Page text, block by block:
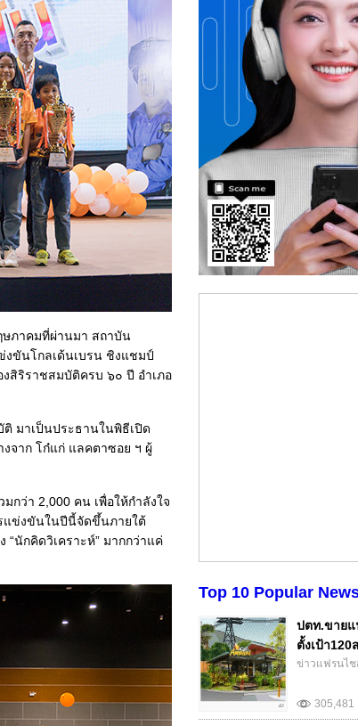
ษภาคมที่ผ่านมา สถาบัน
งขันโกลเด้นเบรน ชิงแชมป์
สิริราชสมบัติครบ ๖๐ ปี อำเภอ
มาเป็นประธานในพิธีเปิด
จาก โก๋แก่ แลคตาซอย ฯ ผู้
กว่า 2,000 คน เพื่อให้กำลังใจ
แข่งขันในปีนี้จัดขึ้นภายใต้
“นักคิดวิเคราะห์” มากกว่าแค่
Top 10 Popular
305,481
ปตท.ขายแ
ตั้งเป้า120
ข่าวแฟรนไช